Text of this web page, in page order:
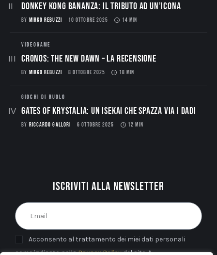
Donkey Kong Bananza: Il Tributo ad un’Icona
BY MIRKO REBUZZI 10 OTTOBRE 2025 14 MIN
VIDEOGAME
CRONOS: THE NEW DAWN – La Recensione
BY MIRKO REBUZZI 8 OTTOBRE 2025 18 MIN
GIOCHI DI RUOLO
Gates of Krystalia: Un Isekai che spazza via i dadi
BY RICCARDO GALLORI 6 OTTOBRE 2025 12 MIN
Iscriviti alla newsletter
Acconsento al trattamento dei miei dati personali
come indicato nellaPrivacy Policydel sito. *